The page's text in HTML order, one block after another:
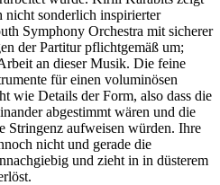
nicht sonderlich inspirierter
Symphony Orchestra mit sicherer
der Partitur pflichtgemäß um;
an dieser Musik. Die feine
für einen voluminösen
wie Details der Form, also dass die
abgestimmt wären und die
Stringenz aufweisen würden. Ihre
nicht und gerade die
und zieht in in düsterem